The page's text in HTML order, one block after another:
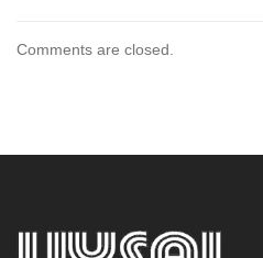
Comments are closed.